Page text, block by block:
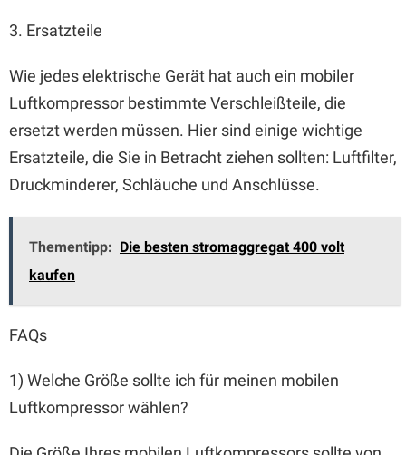
3. Ersatzteile
Wie jedes elektrische Gerät hat auch ein mobiler
Luftkompressor bestimmte Verschleißteile, die
ersetzt werden müssen. Hier sind einige wichtige
Ersatzteile, die Sie in Betracht ziehen sollten: Luftfilter,
Druckminderer, Schläuche und Anschlüsse.
Thementipp: Die besten stromaggregat 400 volt
kaufen
FAQs
1) Welche Größe sollte ich für meinen mobilen
Luftkompressor wählen?